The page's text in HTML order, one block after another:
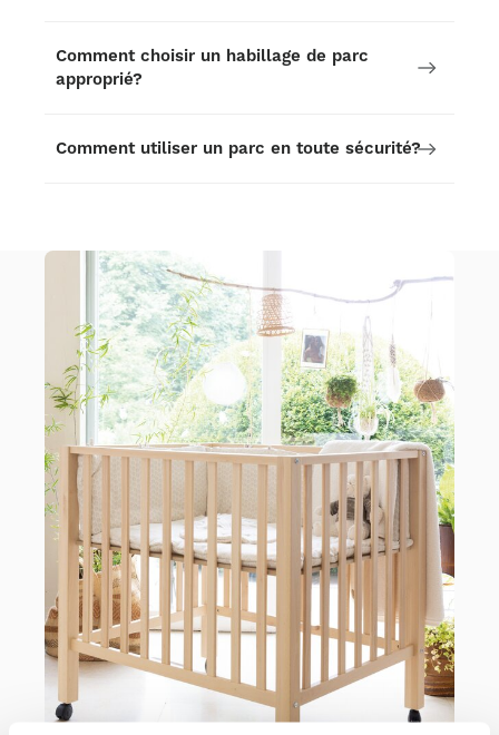
Comment choisir un habillage de parc
approprié?
Comment utiliser un parc en toute sécurité?